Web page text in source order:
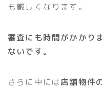
も厳しくなります。
審査にも時間がかかり
ないです。
さらに中には店舗物件